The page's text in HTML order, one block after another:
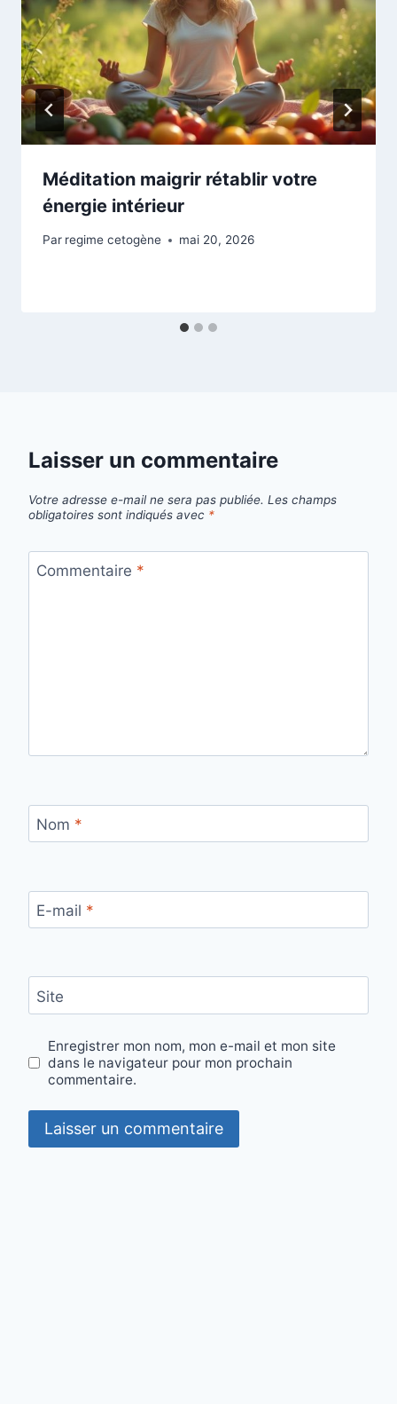
Méditation maigrir rétablir votre
énergie intérieur
Par regime cetogène mai 20, 2026
Laisser un commentaire
Votre adresse e-mail ne sera pas publiée. Les champs
obligatoires sont indiqués avec *
Commentaire *
Nom *
E-mail *
Site
Enregistrer mon nom, mon e-mail et mon site
dans le navigateur pour mon prochain
commentaire.